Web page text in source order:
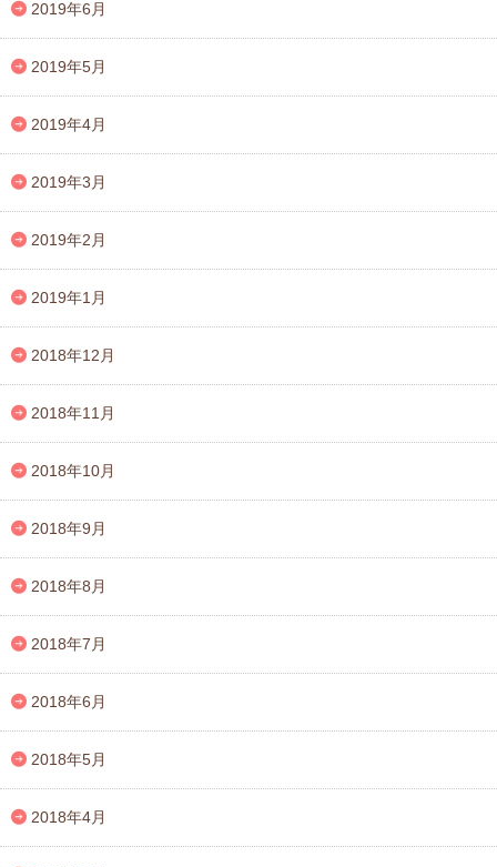
2019年6月
2019年5月
2019年4月
2019年3月
2019年2月
2019年1月
2018年12月
2018年11月
2018年10月
2018年9月
2018年8月
2018年7月
2018年6月
2018年5月
2018年4月